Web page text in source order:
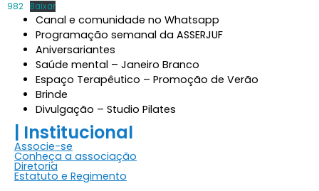
| Institucional
Associe-se
Conheça a associação
Diretoria
Estatuto e Regimento
982
Baixar
Canal e comunidade no Whatsapp
Programação semanal da ASSERJUF
Aniversariantes
Saúde mental – Janeiro Branco
Espaço Terapêutico – Promoção de Verão
Brinde
Divulgação – Studio Pilates